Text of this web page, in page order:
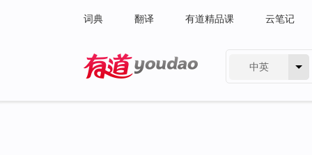
词典 翻译 有道精品课 云笔记
中英